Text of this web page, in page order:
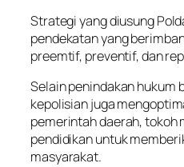
Strategi yang diusung
pendekatan yang
preemtif, preventif, dan
Selain penindakan hukum
kepolisian juga
pemerintah daerah, tokoh
pendidikan untuk
masyarakat.